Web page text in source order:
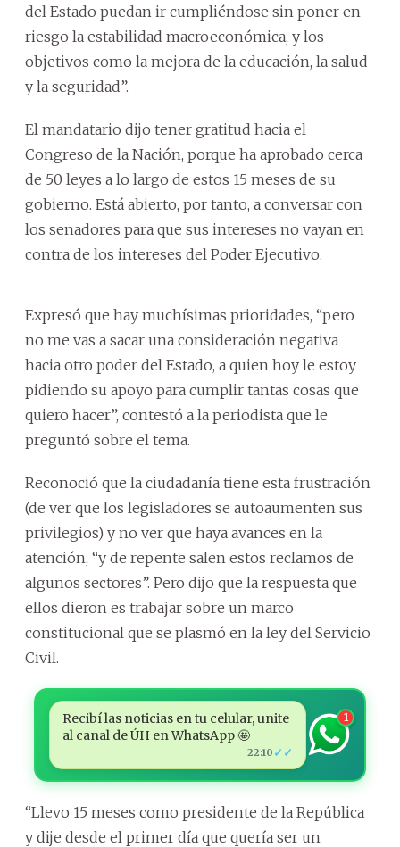
del Estado puedan ir cumpliéndose sin poner en
riesgo la estabilidad macroeconómica, y los
objetivos como la mejora de la educación, la salud
y la seguridad”.
El mandatario dijo tener gratitud hacia el
Congreso de la Nación, porque ha aprobado cerca
de 50 leyes a lo largo de estos 15 meses de su
gobierno. Está abierto, por tanto, a conversar con
los senadores para que sus intereses no vayan en
contra de los intereses del Poder Ejecutivo.
Expresó que hay muchísimas prioridades, “pero
no me vas a sacar una consideración negativa
hacia otro poder del Estado, a quien hoy le estoy
pidiendo su apoyo para cumplir tantas cosas que
quiero hacer”, contestó a la periodista que le
preguntó sobre el tema.
Reconoció que la ciudadanía tiene esta frustración
(de ver que los legisladores se autoaumenten sus
privilegios) y no ver que haya avances en la
atención, “y de repente salen estos reclamos de
algunos sectores”. Pero dijo que la respuesta que
ellos dieron es trabajar sobre un marco
constitucional que se plasmó en la ley del Servicio
Civil.
Recibí las noticias en tu celular, unite
al canal de ÚH en WhatsApp 🤩
22:10 ✓✓
1
“Llevo 15 meses como presidente de la República
y dije desde el primer día que quería ser un